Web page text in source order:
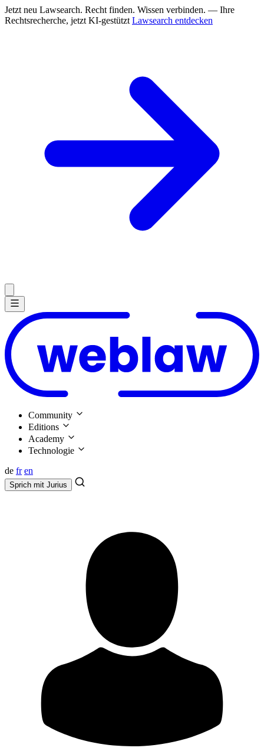
Jetzt neu Lawsearch. Recht finden. Wissen verbinden. — Ihre
Rechtsrecherche, jetzt KI-gestützt Lawsearch entdecken
Community
Editions
Academy
Technologie
de fr en
Sprich mit Jurius